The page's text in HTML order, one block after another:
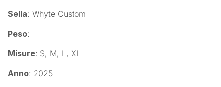
Sella: Whyte Custom
Peso:
Misure: S, M, L, XL
Anno: 2025